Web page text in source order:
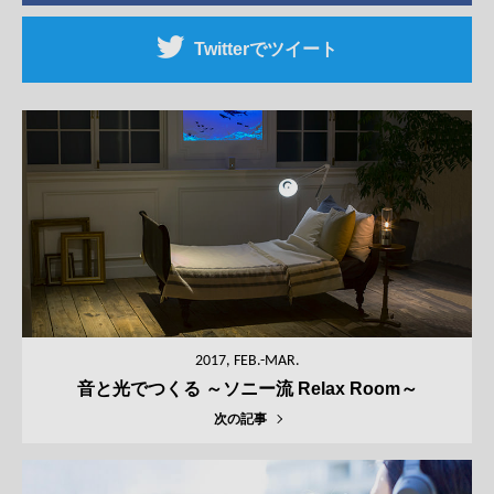
Twitterでツイート
2017, FEB.-MAR.
音と光でつくる ～ソニー流 Relax Room～
次の記事